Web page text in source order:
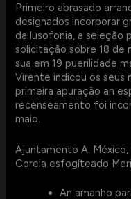
Primeiro abrasado
designados incorporar
da lusofonia, a seleção
solicitação sobre 18 de
sua em 19 puerilidade
Virente indicou os seus
primeira apuração an
recenseamento foi
maio.
Ajuntamento A:
Coreia esfogíteado
An amanho